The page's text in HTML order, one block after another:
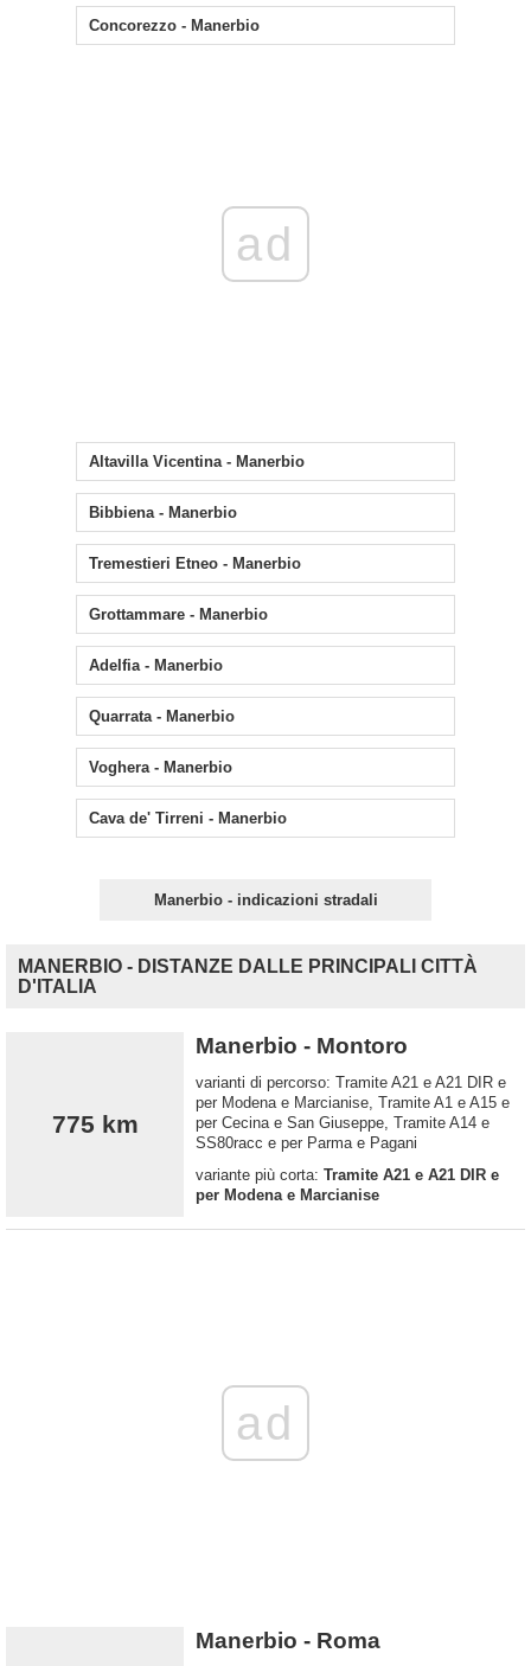
Concorezzo - Manerbio
ad
Altavilla Vicentina - Manerbio
Bibbiena - Manerbio
Tremestieri Etneo - Manerbio
Grottammare - Manerbio
Adelfia - Manerbio
Quarrata - Manerbio
Voghera - Manerbio
Cava de' Tirreni - Manerbio
Manerbio - indicazioni stradali
MANERBIO - DISTANZE DALLE PRINCIPALI CITTÀ
D'ITALIA
775 km
Manerbio - Montoro
varianti di percorso: Tramite A21 e A21 DIR e
per Modena e Marcianise, Tramite A1 e A15 e
per Cecina e San Giuseppe, Tramite A14 e
SS80racc e per Parma e Pagani
variante più corta: Tramite A21 e A21 DIR e
per Modena e Marcianise
ad
Manerbio - Roma